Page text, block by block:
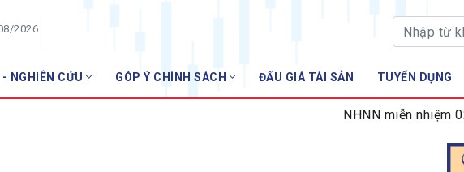
2026
NGHIÊN CỨU GÓP Ý CHÍNH SÁCH ĐẤU GIÁ TÀI SẢN TUYỂN DỤNG
NHNN miễn nhiệm 02